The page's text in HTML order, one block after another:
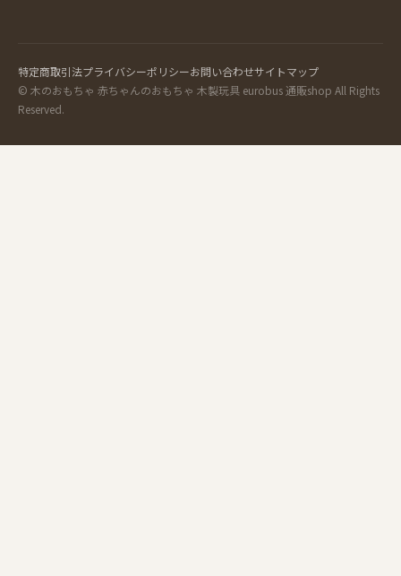
特定商取引法プライバシーポリシーお問い合わせサイトマップ
© 木のおもちゃ 赤ちゃんのおもちゃ 木製玩具 eurobus 通販shop All Rights
Reserved.